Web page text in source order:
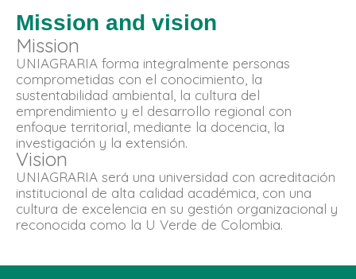
Mission and vision
Mission
UNIAGRARIA forma integralmente personas
comprometidas con el conocimiento, la
sustentabilidad ambiental, la cultura del
emprendimiento y el desarrollo regional con
enfoque territorial, mediante la docencia, la
investigación y la extensión.
Vision
UNIAGRARIA será una universidad con acreditación
institucional de alta calidad académica, con una
cultura de excelencia en su gestión organizacional y
reconocida como la U Verde de Colombia.